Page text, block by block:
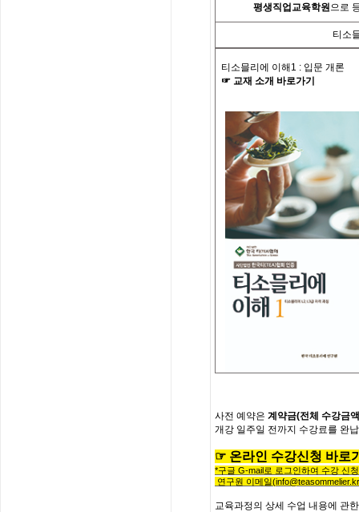
평생직업교육학원으로
티소
티소믈리에 이해 1 : 입문 개론
☞ 교재 소개 바로가기
사전 예약은 계약금(전체 수강금
개강 일주일 전까지 수강료를 완
☞ 온라인 수강신청 바로
*구글 G-mail로 로그인하여 수강 신
연구원 이메일
교육과정의 상세 수업 내용에 관한